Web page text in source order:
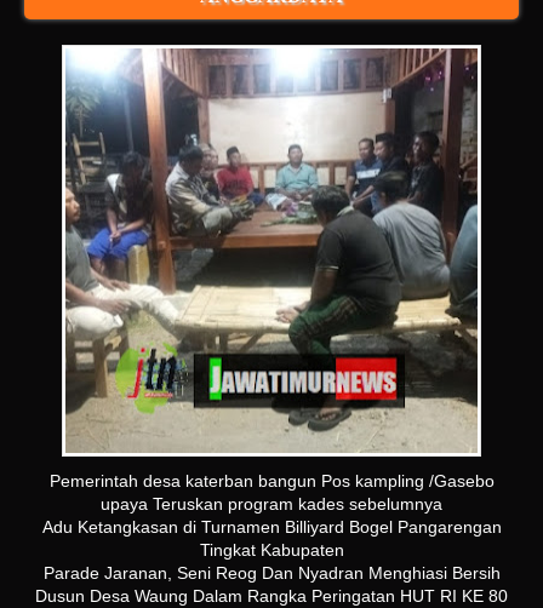
Pemerintah desa katerban bangun Pos kampling /Gasebo
upaya Teruskan program kades sebelumnya
Adu Ketangkasan di Turnamen Billiyard Bogel Pangarengan
Tingkat Kabupaten
Parade Jaranan, Seni Reog Dan Nyadran Menghiasi Bersih
Dusun Desa Waung Dalam Rangka Peringatan HUT RI KE 80